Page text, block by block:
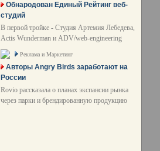
Обнародован Единый Рейтинг веб-
студий
В первой тройке - Студия Артемия Лебедева,
Actis Wunderman и ADV/web-engineering
Реклама и Маркетинг
Авторы Angry Birds заработают на
России
Rovio рассказала о планах экспансии рынка
через парки и брендированную продукцию